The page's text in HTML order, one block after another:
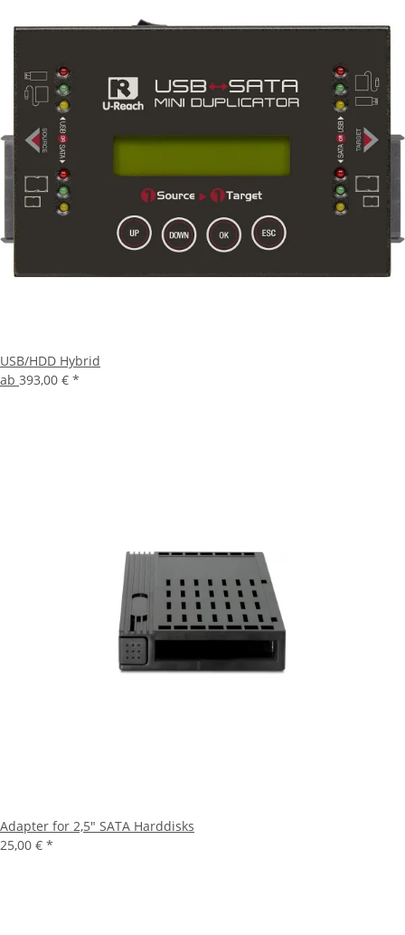
USB/HDD Hybrid
ab 393,00 € *
Adapter for 2,5" SATA Harddisks
25,00 € *